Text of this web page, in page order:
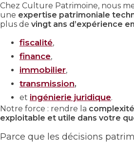
Chez Culture Patrimoine, nous
une expertise patrimoniale
plus de vingt ans d’expérience
fiscalité,
finance,
immobilier,
transmission,
et ingénierie juridique.
Notre force : rendre la
exploitable et utile dans votre
Parce que les décisions